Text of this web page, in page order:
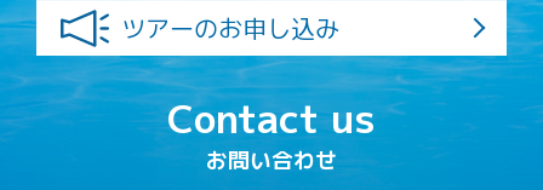
ツアーのお申し込み
Contact us
お問い合わせ